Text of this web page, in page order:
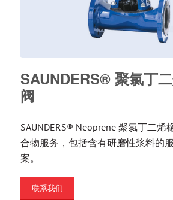
SAUNDERS® 聚氯丁
阀
SAUNDERS® Neoprene 聚氯丁二烯
合物服务，包括含有研磨性浆料的
案。
联系我们